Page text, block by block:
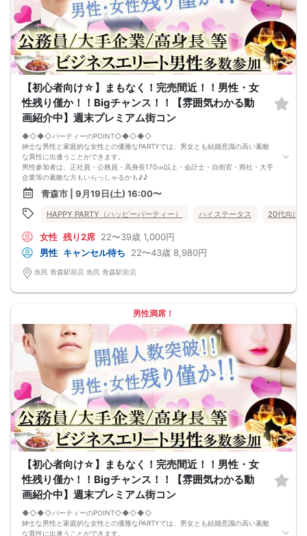
【初心者向け☆】まもなく！完売間近！！男性・女
性残り僅か！！Bigチャンス！！【雰囲気わかる動
画紹介中】週末プレミアム街コン
◆◇◆◇パーティーのPOINT◇◆◇◆◇
紳士な男性と家庭的な女性との優雅なPARTYでは、男女とも結婚意識の高い素敵
な異性に出逢うことができます。
男性参加者は、正社員・公務員・高身長170㎝以上・会計士・自衛官・商社・大手
企業等の素敵な方もいらっしゃるかも♪♪
ゆったりとお話できる空間は、恋活・婚活にピッタリ♪♪
飲食付きなので男女の関係が深まります。素敵な異性と時間を楽しく過ごせます♪
定期的に席替えをして全員の方と交流して頂き、連絡先の交換も自由です♪
お一人様も多数参加されておられますので、ご安心してご参加下さい♪
◇◆◇◆◇◆◇◆◇◆◇◆◇◆◇◆◇◆◇
□受付は開始10分前からとさせて頂きます。
□開催店舗様には『街コンで来ました』とお伝えください。受付まで案内させて
頂きます。
□当日現金支払いの方は受付にて参加費をお支払い下さい。
または13：00以降にキャンセルにより最少催行人数を下回った場合は、中止と
□最少催行人数が男性2名・女性2名以上からとなっております。
（男女比の調整を行っておりますが、キャンセル等によって変動がある場合がご
ざいます。原則、男女比に関わらず,最少催行人数を下回った場合に限り、「中
止」及び「返金」させて頂きます。）
青森市 | 9月19日(土) 16:00〜
HAPPY PARTY（ハッピーパーティー） ハイステータス 20代向け
女性 残り2席 22〜39歳 1,000円
男性 キャンセル待ち 22〜43歳 8,980円
魚民 青森駅前店 魚民 青森駅前店
男性満席！
【初心者向け☆】まもなく！完売間近！！男性・女
性残り僅か！！Bigチャンス！！【雰囲気わかる動
画紹介中】週末プレミアム街コン
◆◇◆◇パーティーのPOINT◇◆◇◆◇
紳士な男性と家庭的な女性との優雅なPARTYでは、男女とも結婚意識の高い素敵
な異性に出逢うことができます。